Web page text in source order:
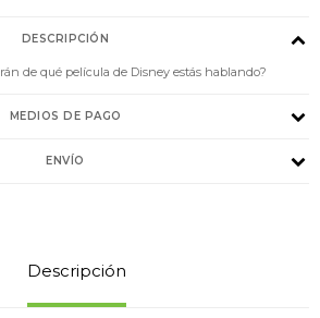
DESCRIPCIÓN
de qué película de Disney estás hablando?
MEDIOS DE PAGO
ENVÍO
Descripción